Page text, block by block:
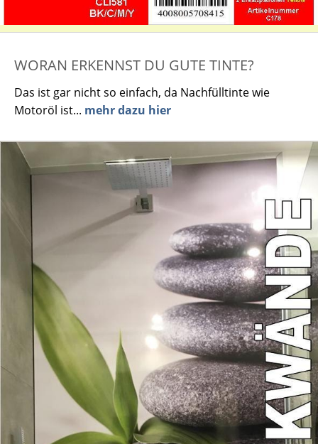
WORAN ERKENNST DU GUTE TINTE?
Das ist gar nicht so einfach, da Nachfülltinte wie
Motoröl ist... mehr dazu hier